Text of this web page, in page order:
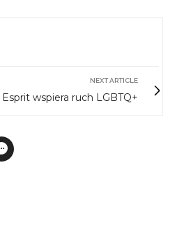
NEXT ARTICLE
Esprit wspiera ruch LGBTQ+